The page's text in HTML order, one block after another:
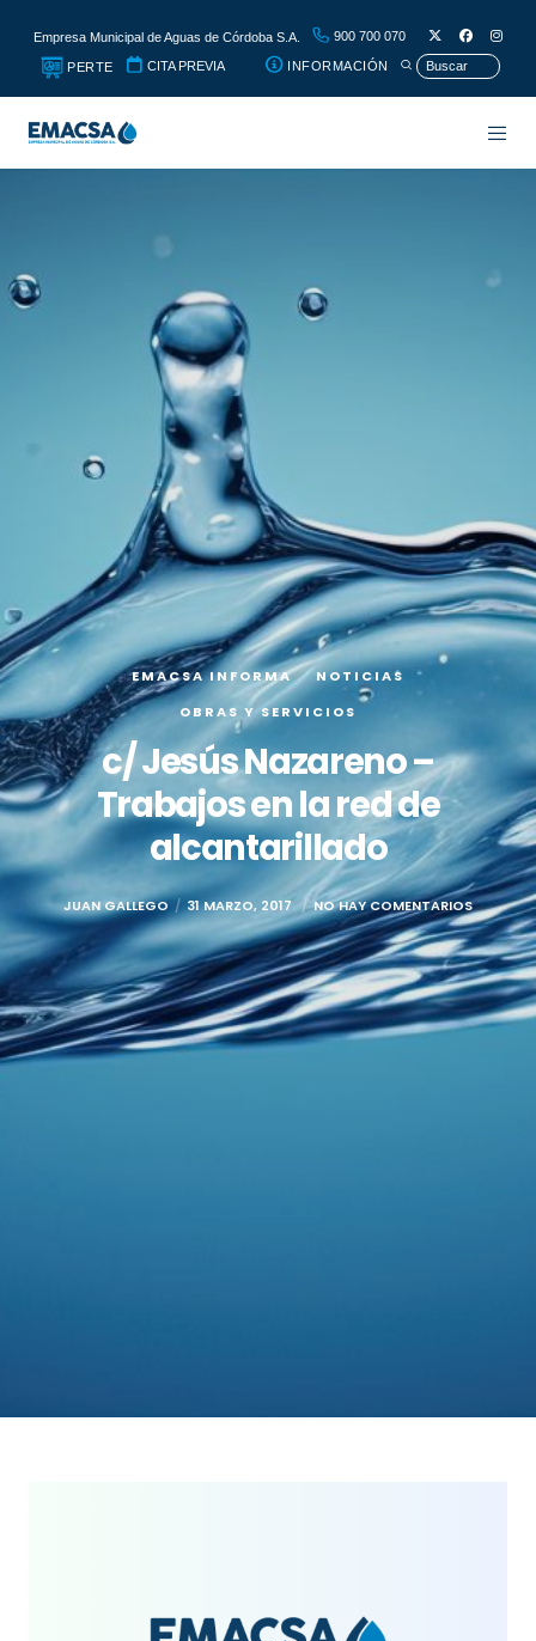
Empresa Municipal de Aguas de Córdoba S.A. 900 700 070
PERTE CITA PREVIA INFORMACIÓN
EMACSA INFORMA
NOTICIAS
OBRAS Y SERVICIOS
c/ Jesús Nazareno –
Trabajos en la red de
alcantarillado
JUAN GALLEGO 31 MARZO, 2017 NO HAY COMENTARIOS